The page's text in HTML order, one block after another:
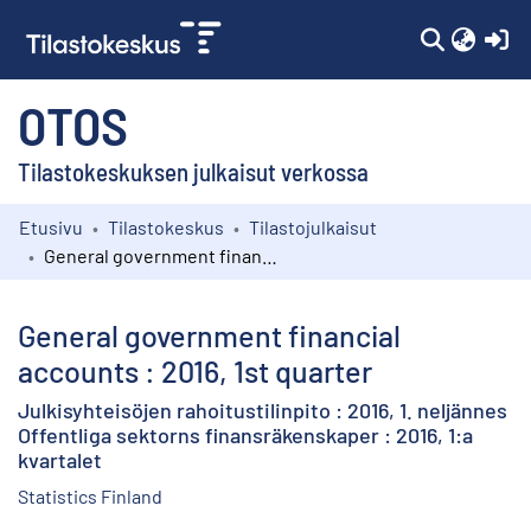
OTOS
Tilastokeskuksen julkaisut verkossa
Kokoelmat
Etusivu Tilastokeskus
Tilastojulkaisut
General government financial
accounts : 2016, 1st quarter
Julkisyhteisöjen rahoitustilinpito : 2016, 1. neljännes
Offentliga sektorns finansräkenskaper : 2016, 1:a
kvartalet
Statistics Finland